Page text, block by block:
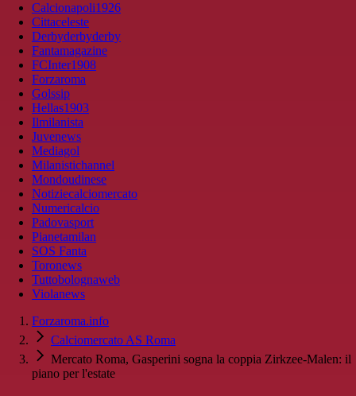
Calcionapoli1926
Cittaceleste
Derbyderbyderby
Fantamagazine
FCInter1908
Forzaroma
Golssip
Hellas1903
Ilmilanista
Juvenews
Mediagol
Milanistichannel
Mondoudinese
Notiziecalciomercato
Numericalcio
Padovasport
Pianetamilan
SOS Fanta
Toronews
Tuttobolognaweb
Violanews
Forzaroma.info
Calciomercato AS Roma
Mercato Roma, Gasperini sogna la coppia Zirkzee-Malen: il
piano per l'estate